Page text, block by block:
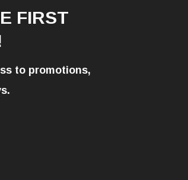
FIRST
to promotions,